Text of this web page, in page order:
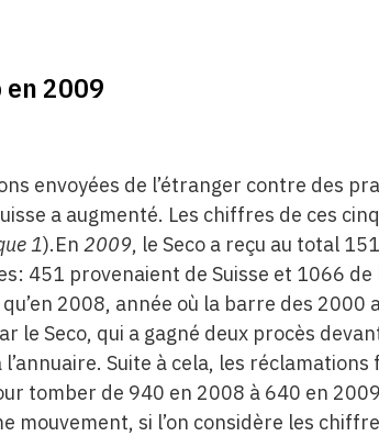
en 2009
envoyées de l’étranger contre des
a augmenté. Les chiffres de ces
1).En2009, le Seco a reçu au total
451 provenaient de Suisse et 1066 de
2008, année où la barre des 2000
le Seco, qui a gagné deux procès
Suite à cela, les
tomber de 940 en 2008 à 640 en
mouvement, si l’on considère les